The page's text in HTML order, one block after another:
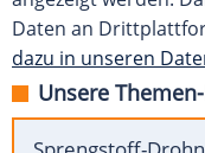
Daten an
dazu in unseren
Unsere